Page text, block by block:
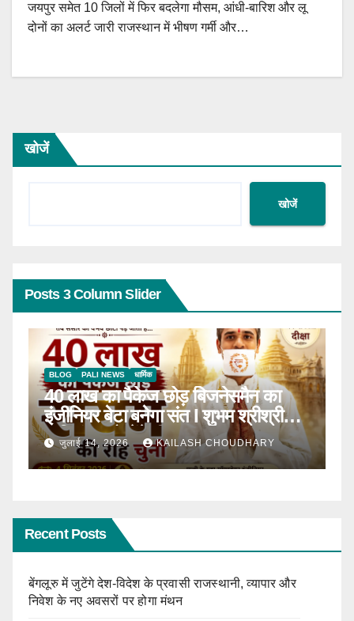
जयपुर समेत 10 जिलों में फिर बदलेगा मौसम, आंधी-बारिश और लू
दोनों का अलर्ट जारी राजस्थान में भीषण गर्मी और…
खोजें
खोजें
Posts 3 Column Slider
BLOG टॉप न्यूज़ धार्मिक
ठाणे में पहली बार होगा सीरवी समाज युवक-
युवती परिचय सम्मेलन
जून 13, 2026 KAILASH CHOUDHARY
Recent Posts
बेंगलूरु में जुटेंगे देश-विदेश के प्रवासी राजस्थानी, व्यापार और
निवेश के नए अवसरों पर होगा मंथन